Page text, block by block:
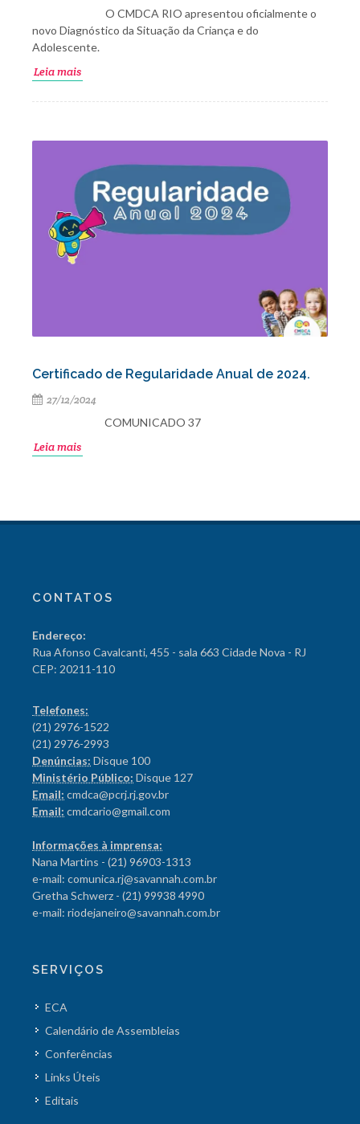
O CMDCA RIO apresentou oficialmente o
novo Diagnóstico da Situação da Criança e do
Adolescente.
Leia mais
Certificado de Regularidade Anual de 2024.
27/12/2024
COMUNICADO 37
Leia mais
CONTATOS
Endereço:
Rua Afonso Cavalcanti, 455 - sala 663 Cidade Nova - RJ
CEP: 20211-110
Telefones:
(21) 2976-1522
(21) 2976-2993
Denúncias: Disque 100
Ministério Público: Disque 127
Email: cmdca@pcrj.rj.gov.br
Email: cmdcario@gmail.com
Informações à imprensa:
Nana Martins - (21) 96903-1313
e-mail: comunica.rj@savannah.com.br
Gretha Schwerz - (21) 99938 4990
e-mail: riodejaneiro@savannah.com.br
SERVIÇOS
ECA
Calendário de Assembleias
Conferências
Links Úteis
Editais